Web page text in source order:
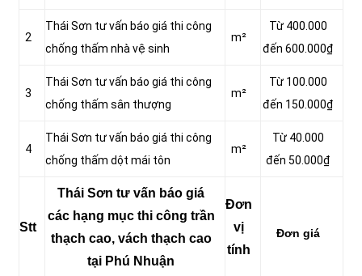
2
Thái Sơn tư vấn báo giá thi công
chống thấm nhà vệ sinh
m²
Từ 400.000
đến 600.000₫
3
Thái Sơn tư vấn báo giá thi công
chống thấm sân thượng
m²
Từ 100.000
đến 150.000₫
4
Thái Sơn tư vấn báo giá thi công
chống thấm dột mái tôn
m²
Từ 40.000
đến 50.000₫
Stt
Thái Sơn tư vấn báo giá
các hạng mục thi công trần
thạch cao, vách thạch cao
tại Phú Nhuận
Đơn
vị
tính
Đơn giá